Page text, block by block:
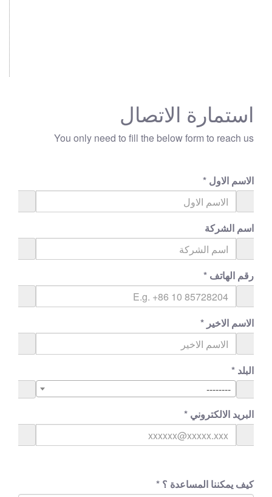
استمارة الاتصال
You only need to fill the below form to reach us
الاسم الاول *
اسم الشركة
رقم الهاتف *
الاسم الاخير *
البلد *
--------
البريد الالكتروني *
كيف يمكننا المساعدة ؟ *